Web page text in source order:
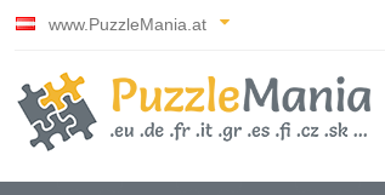
www.PuzzleMania.at